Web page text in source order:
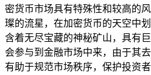
密货币市场具有特殊性和较高的
璨的流星，在加密货币的天空中
含着无尽宝藏的神秘矿山，具有
会参与到金融市场中来，由于其
有助于规范市场秩序，保护投资